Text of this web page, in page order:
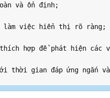
và ổn định;
làm việc hiển thị rõ ràng;
hợp để phát hiện các
thời gian đáp ứng ngắn